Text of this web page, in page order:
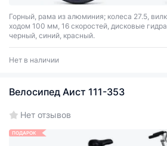
Горный, рама из алюминия; колеса 27.5, вилка амортизационная с
ходом 100 мм, 16 скоростей, дисковые гидравлические тормоза, цвет:
черный, синий, красный.
Нет в наличии
Велосипед Аист 111-353
Нет отзывов
ПОДАРОК